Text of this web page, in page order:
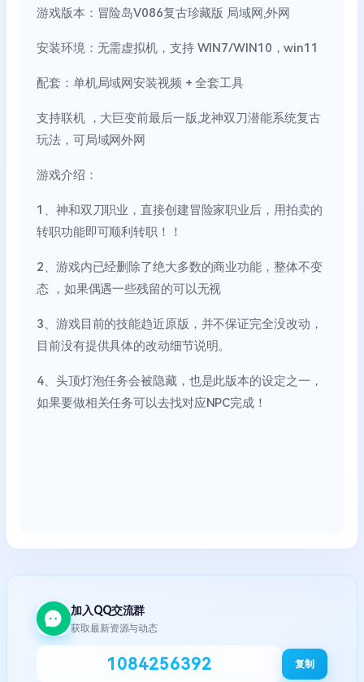
游戏版本：冒险岛V086复古珍藏版 局域网,外网
安装环境：无需虚拟机，支持 WIN7/WIN10，win11
配套：单机局域网安装视频 + 全套工具
支持联机 ，大巨变前最后一版,龙神双刀潜能系统复古
玩法，可局域网外网
游戏介绍：
1、神和双刀职业，直接创建冒险家职业后，用拍卖的
转职功能即可顺利转职！！
2、游戏内已经删除了绝大多数的商业功能，整体不变
态 ，如果偶遇一些残留的可以无视
3、游戏目前的技能趋近原版，并不保证完全没改动，
目前没有提供具体的改动细节说明。
4、头顶灯泡任务会被隐藏，也是此版本的设定之一，
如果要做相关任务可以去找对应NPC完成！
加入QQ交流群
获取最新资源与动态
1084256392 复制